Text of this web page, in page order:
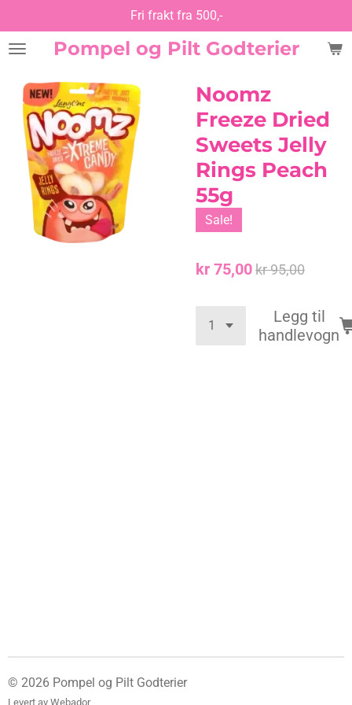
til
hovedinnholdPompel og Pilt Godterier
Fri frakt fra 500,-
Noomz
Freeze Dried
Sweets Jelly
Rings Peach
55g
Sale!
kr 75,00kr 95,00
Legg til
handlevogn
© 2026 Pompel og Pilt Godterier
Levert av Webador